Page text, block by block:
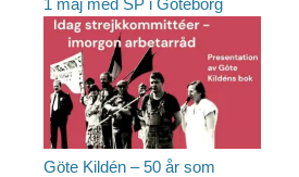
Göte Kildén – 50 år som